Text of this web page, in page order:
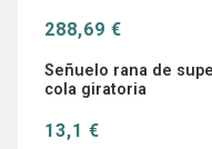
288,69 €
Señuelo rana de
cola giratoria
13,1 €